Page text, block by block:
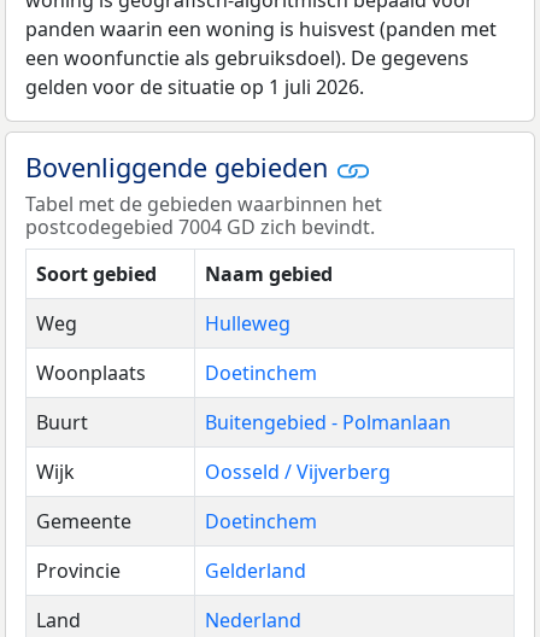
panden waarin een woning is huisvest (panden met
een woonfunctie als gebruiksdoel). De gegevens
gelden voor de situatie op 1 juli 2026.
Bovenliggende gebieden
Tabel met de gebieden waarbinnen het
postcodegebied 7004 GD zich bevindt.
Soort gebied
Naam gebied
Weg
Hulleweg
Woonplaats
Doetinchem
Buurt
Buitengebied - Polmanlaan
Wijk
Oosseld / Vijverberg
Gemeente
Doetinchem
Provincie
Gelderland
Land
Nederland